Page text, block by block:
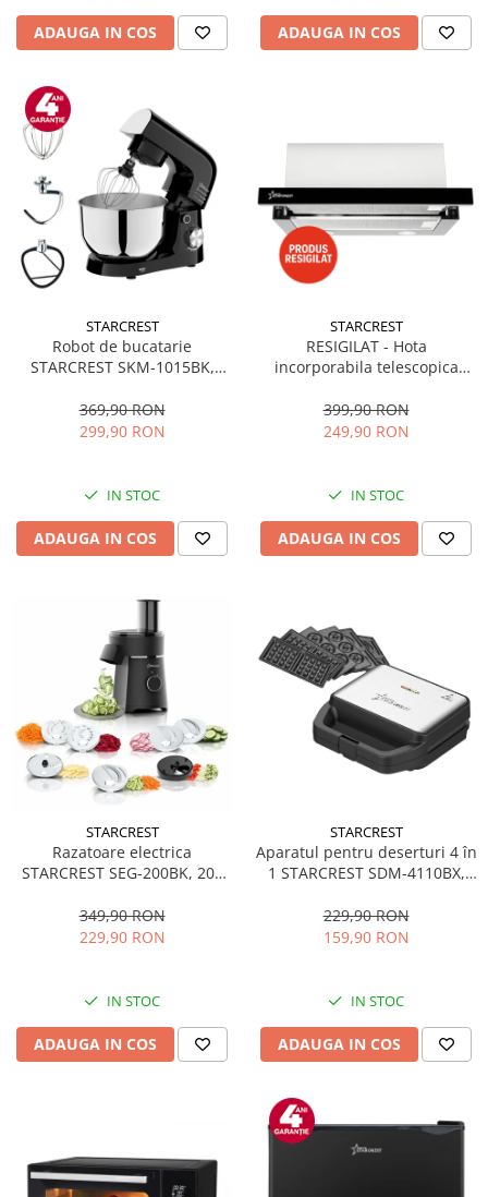
ADAUGA IN COS ADAUGA IN COS
STARCREST
Robot de bucatarie
STARCREST SKM-1015BK,
Accesorii, 10 Viteze + Pulse,
Negru
369,90 RON
299,90 RON
IN STOC
ADAUGA IN COS
STARCREST
RESIGILAT - Hota
incorporabila telescopica
Putere de absorbtie 550 m3/h,
1 Motor, 2 Trepte putere, 60
399,90 RON
249,90 RON
IN STOC
ADAUGA IN COS
STARCREST
Razatoare electrica
STARCREST SEG-200BK, 200
349,90 RON
229,90 RON
IN STOC
ADAUGA IN COS
STARCREST
Aparatul pentru deserturi 4 în
1 STARCREST SDM-4110BX,
invelis ceramic pentru vafe,
nuci, gogosi si smile
229,90 RON
159,90 RON
IN STOC
ADAUGA IN COS